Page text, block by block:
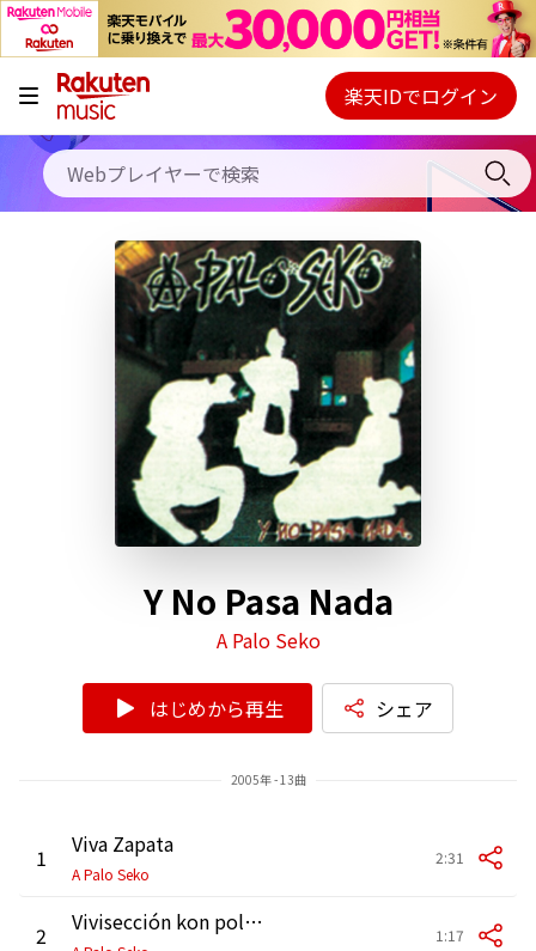
キャンペーン
料金プラン
使い方
初回30日間無料お試し
Webプレイヤー
ご契約内容の確認・変更
楽天IDでログイン
Y No Pasa Nada
A Palo Seko
はじめから再生 シェア
2005年 - 13曲
1 Viva Zapata
A Palo Seko
2:31
2 Vivisección kon politikos 1:17